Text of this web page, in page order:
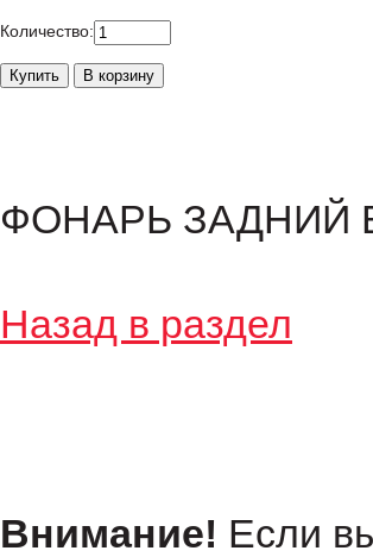
Количество:
ФОНАРЬ ЗАДНИЙ
Назад в раздел
Внимание! Если